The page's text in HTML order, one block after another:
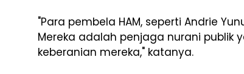
"Para pembela HAM, seperti Andrie
Mereka adalah penjaga nurani publik
keberanian mereka," katanya.